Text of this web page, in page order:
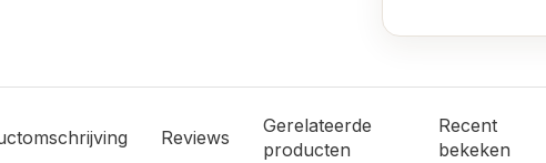
Reviews
Gerelateerde
producten
Recent
bekeken